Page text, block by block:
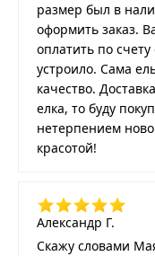
размер был в
оформить заказ.
оплатить по
устроило. Сама
качество.
елка, то буду
нетерпением
красотой!
Александр Г.
Скажу словами